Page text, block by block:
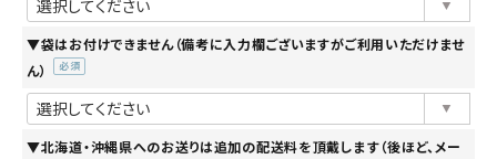
▼袋はお付けできません（備考に入力欄ございますがご利用いただけませ
ん）
須)
▼北海道・沖縄県へのお送りは追加の配送料を頂戴します（後ほど、メー